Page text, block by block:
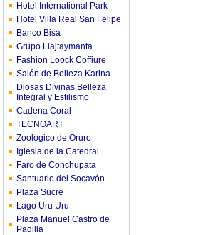
Hotel International Park
Hotel Villa Real San Felipe
Banco Bisa
Grupo Llajtaymanta
Fashion Loock Coffiure
Salón de Belleza Karina
Diosas Divinas Belleza
Integral y Estilismo
Cadena Coral
TECNOART
Zoológico de Oruro
Iglesia de la Catedral
Faro de Conchupata
Santuario del Socavón
Plaza Sucre
Lago Uru Uru
Plaza Manuel Castro de
Padilla